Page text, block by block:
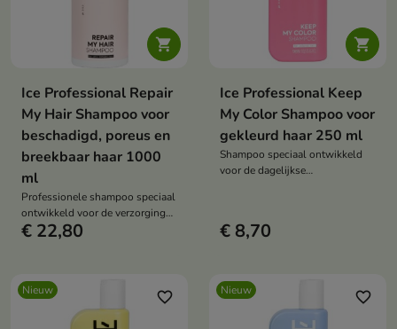

Ice Professional Repair
My Hair Shampoo voor
beschadigd, poreus en
breekbaar haar 1000
ml
Professionele shampoo speciaal
ontwikkeld voor de verzorging
van verzwakt, zeer poreus en
€ 22,80

Ice Professional Keep
My Color Shampoo voor
gekleurd haar 250 ml
Shampoo speciaal ontwikkeld
voor de dagelijkse
€ 8,70
Nieuw favorite_border Nieuw favorite_border